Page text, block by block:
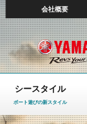
会社概要
シースタイル
ボート遊びの新スタイル